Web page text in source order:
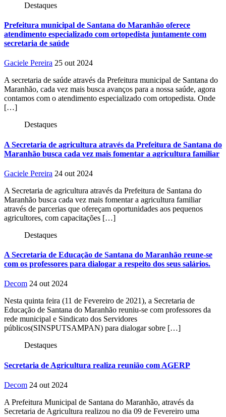
Destaques
Prefeitura municipal de Santana do Maranhão oferece
atendimento especializado com ortopedista juntamente com
secretaria de saúde
Gaciele Pereira 25 out 2024
A secretaria de saúde através da Prefeitura municipal de Santana do
Maranhão, cada vez mais busca avanços para a nossa saúde, agora
contamos com o atendimento especializado com ortopedista. Onde
[…]
Destaques
A Secretaria de agricultura através da Prefeitura de Santana do
Maranhão busca cada vez mais fomentar a agricultura familiar
Gaciele Pereira 24 out 2024
A Secretaria de agricultura através da Prefeitura de Santana do
Maranhão busca cada vez mais fomentar a agricultura familiar
através de parcerias que ofereçam oportunidades aos pequenos
agricultores, com capacitações […]
Destaques
A Secretaria de Educação de Santana do Maranhão reune-se
com os professores para dialogar a respeito dos seus salários.
Decom 24 out 2024
Nesta quinta feira (11 de Fevereiro de 2021), a Secretaria de
Educação de Santana do Maranhão reuniu-se com professores da
rede municipal e Sindicato dos Servidores
públicos(SINSPUTSAMPAN) para dialogar sobre […]
Destaques
Secretaria de Agricultura realiza reunião com AGERP
Decom 24 out 2024
A Prefeitura Municipal de Santana do Maranhão, através da
Secretaria de Agricultura realizou no dia 09 de Fevereiro uma